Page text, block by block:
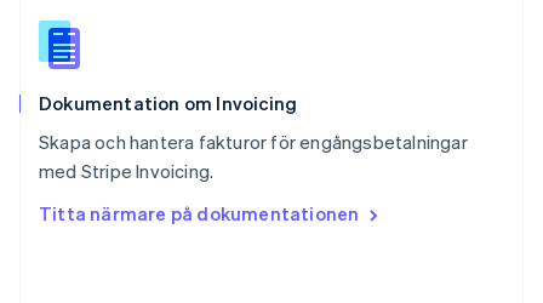
Dokumentation om Invoicing
Skapa och hantera fakturor för engångsbetalningar
med Stripe Invoicing.
Titta närmare på dokumentationen
Español
Storbritannien
Sverige
Thailand
ไทยEnglish
English